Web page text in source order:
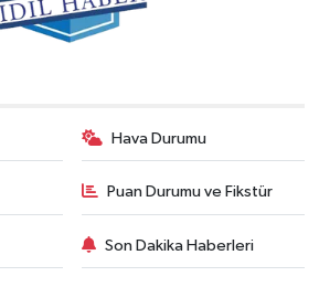
Hava Durumu
Puan Durumu ve Fikstür
Son Dakika Haberleri